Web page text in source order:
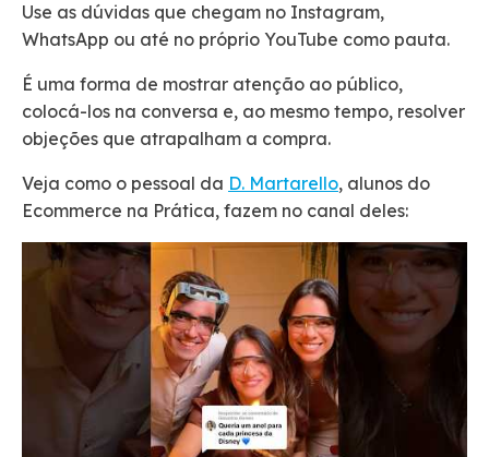
Use as dúvidas que chegam no Instagram,
WhatsApp ou até no próprio YouTube como pauta.
É uma forma de mostrar atenção ao público,
colocá-los na conversa e, ao mesmo tempo, resolver
objeções que atrapalham a compra.
Veja como o pessoal da D. Martarello, alunos do
Ecommerce na Prática, fazem no canal deles: